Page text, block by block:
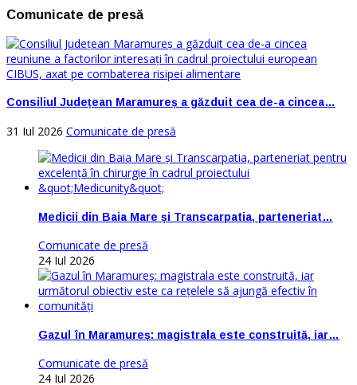
Comunicate de presă
Consiliul Județean Maramureș a găzduit cea de-a cincea…
31 Iul 2026 Comunicate de presă
Medicii din Baia Mare și Transcarpatia, parteneriat…
Comunicate de presă
24 Iul 2026
Gazul în Maramureș: magistrala este construită, iar…
Comunicate de presă
24 Iul 2026